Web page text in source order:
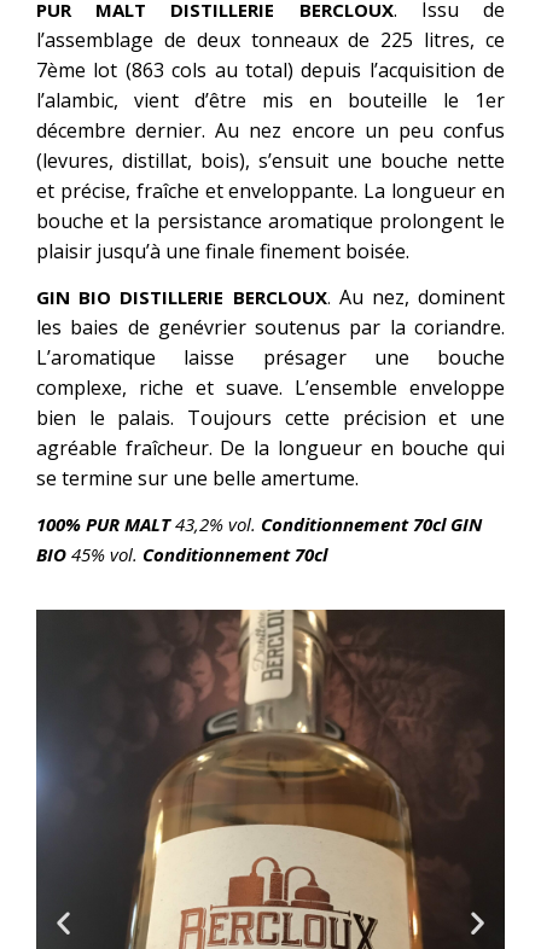
PUR MALT DISTILLERIE BERCLOUX. Issu de
l’assemblage de deux tonneaux de 225 litres, ce
7ème lot (863 cols au total) depuis l’acquisition de
l’alambic, vient d’être mis en bouteille le 1er
décembre dernier. Au nez encore un peu confus
(levures, distillat, bois), s’ensuit une bouche nette
et précise, fraîche et enveloppante. La longueur en
bouche et la persistance aromatique prolongent le
plaisir jusqu’à une finale finement boisée.
GIN BIO DISTILLERIE BERCLOUX. Au nez, dominent
les baies de genévrier soutenus par la coriandre.
L’aromatique laisse présager une bouche
complexe, riche et suave. L’ensemble enveloppe
bien le palais. Toujours cette précision et une
agréable fraîcheur. De la longueur en bouche qui
se termine sur une belle amertume.
100% PUR MALT43,2% vol. Conditionnement 70cl GIN
BIO 45% vol. Conditionnement 70cl